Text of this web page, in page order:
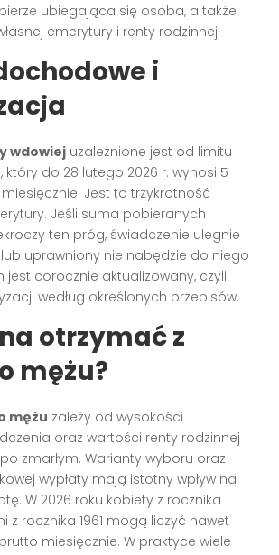
ubiegająca się osoba, a także
emerytury i renty rodzinnej.
i
wdowiej uzależnione jest od limitu
do 28 lutego 2026 r. wynosi 5
miesięcznie. Jest to trzykrotność
Jeśli suma pobieranych
ten próg, świadczenie ulegnie
uprawniony nie nabędzie do niego
jest corocznie aktualizowany, czyli
według określonych przepisów.
otrzymać z
mężu?
mężu zależy od wysokości
oraz wartości renty rodzinnej
zmarłym. Warianty wyboru oraz
wypłaty mają istotny wpływ na
W 2026 roku kobiety z rocznika
z rocznika 1961 mogą liczyć nawet
miesięcznie. W praktyce wiele